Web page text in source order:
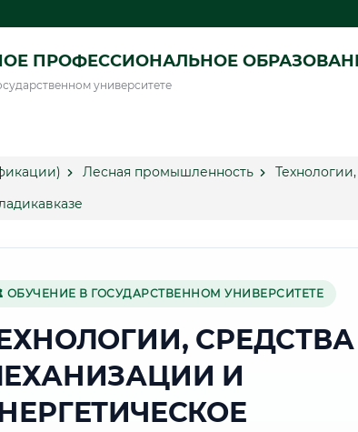
ПРОФЕССИОНАЛЬНОЕ
университете
Лесная промышленность
ОБУЧЕНИЕ В ГОСУДАРСТВЕННОМ УНИВЕРСИТЕТЕ
СРЕДСТВА
И